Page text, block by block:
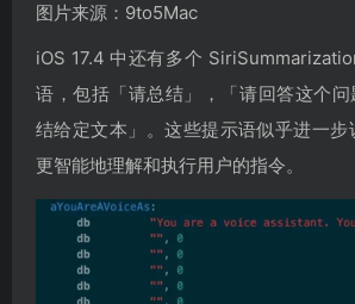
图片来源：9to5Mac
iOS 17.4 中还有多个
语，包括「请总结」，「请回答这个
结给定文本」。这些提示语似乎进一
更智能地理解和执行用户的指令。